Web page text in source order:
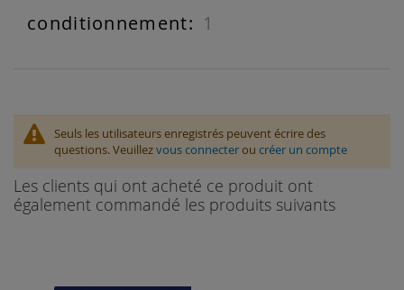
Plus
1
Seuls les utilisateurs enregistrés peuvent écrire des
questions. Veuillezvous connecterou créer un compte
Les clients qui ont acheté ce produit ont
également commandé les produits suivants